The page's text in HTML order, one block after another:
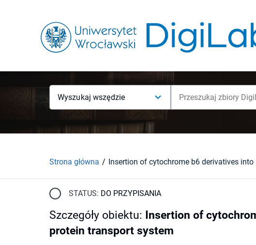
Wyszukaj wszędzie
Strona główna
STATUS: DO PRZYPISANIA
Szczegóły obiektu: Insertion of
protein transport system